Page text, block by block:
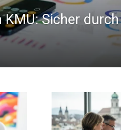
Sicher durch